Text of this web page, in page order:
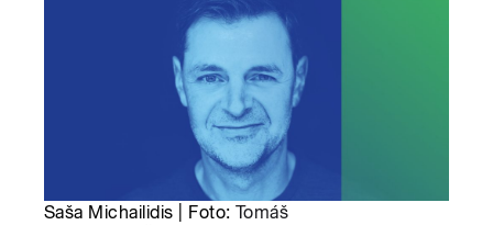
Saša Michailidis | Foto: Tomáš